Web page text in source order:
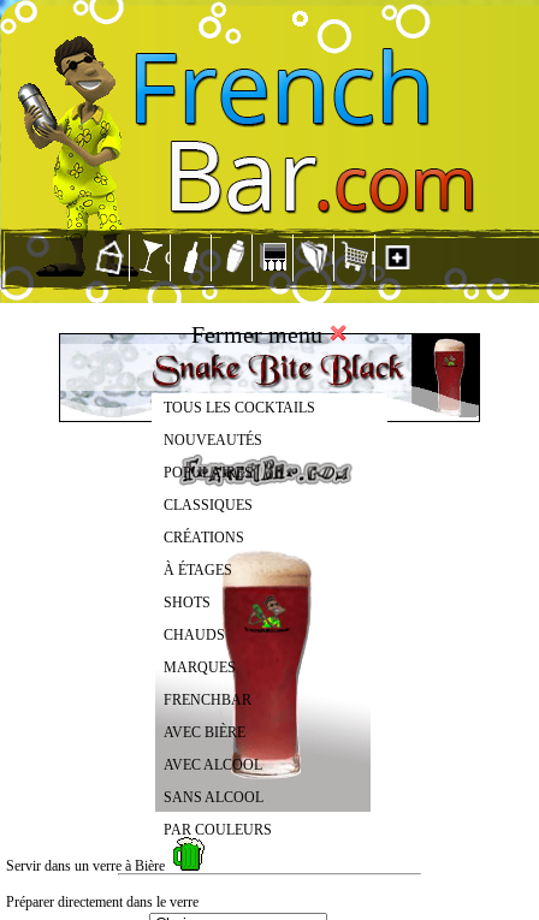
Fermer menu
TOUS LES COCKTAILS
NOUVEAUTÉS
POPULAIRES
CLASSIQUES
CRÉATIONS
À ÉTAGES
SHOTS
CHAUDS
MARQUES
FRENCHBAR
AVEC BIÈRE
AVEC ALCOOL
SANS ALCOOL
PAR COULEURS
Servir dans un verre à Bière
Préparer directement dans le verre